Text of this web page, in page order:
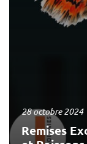
Remises
28 octobre 2024